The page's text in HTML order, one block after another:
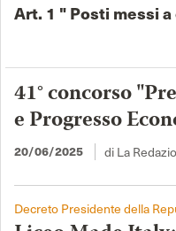
Art. 1 " Posti messi
41° concorso
e Progresso
20/06/2025 di La
Decreto Presidente della